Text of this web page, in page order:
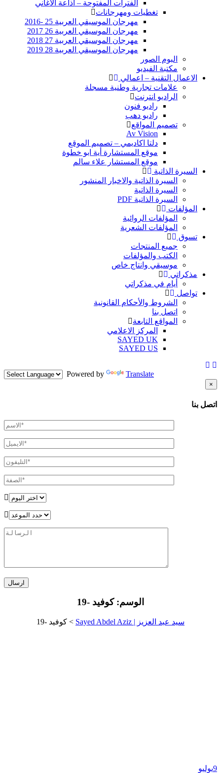
الفترات المفتوحة – اذاعة الاغاني
تغطيات ومهرجانات
مهرجان الموسيقي العربية 25 -2016
مهرجان الموسيقي العربية 26 2017
مهرجان الموسيقي العربية 27 2018
مهرجان الموسيقي العربية 28 2019
البوم الصور
مكتبة الفيديو
الاعمال التقنية – اعمالي
علامات تجارية وطنية مسجلة
الراديو انترنت
راديو فنون
راديو دهب
تصميم المواقع
Av Vision
دلتا اكاديمي – تصميم الموقع
موقع المستشارة أية ابو خطوة
موقع المستشار علاء سالم
السيرة الذاتية
السيرة الذاتية والاخبار المنشور
السيرة الذاتية
السيرة الذاتية PDF
المؤلفات
المؤلفات الروائية
المؤلفات الشعرية
تسوق
جميع المنتجات
الكتب والمؤلفات
موسيقي وانتاج خاص
مذكراتي
أيام في مذكراتي
تواصل
الشروط والأحكام القانونية
اتصل بنا
المواقع التابعة
المركز الاعلامي
SAYED UK
SAYED US
Powered by Translate
×
اتصل بنا
الوسم:كوفيد -19
سيد عبد العزيز | Sayed Abdel Aziz > كوفيد -19
9يوليو